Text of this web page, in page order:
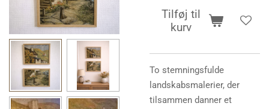
Tilføj til
kurv
To stemningsfulde
landskabsmalerier, der
tilsammen danner et